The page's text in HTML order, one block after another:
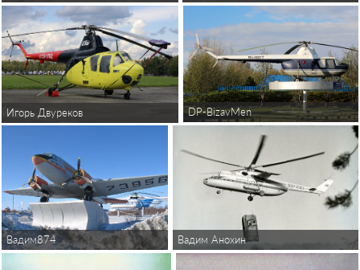
Игорь Двуреков DP-BizavMen
Вадим874 Вадим Анохин